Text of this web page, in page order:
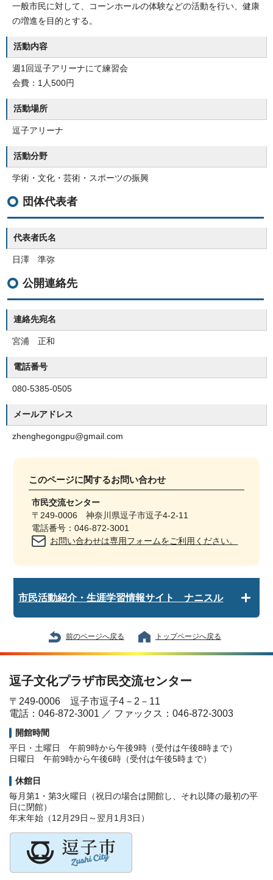
一般市民に対して、コーンホールの体験などの活動を行い、健康
の増進を目的とする。
活動内容
週1回逗子アリーナにて練習会
会費：1人500円
活動場所
逗子アリーナ
活動分野
学術・文化・芸術・スポーツの振興
団体代表者
代表者氏名
日澤 準弥
公開連絡先
連絡先宛名
宮浦 正和
電話番号
080-5385-0505
メールアドレス
zhenghegongpu@gmail.com
このページに関するお問い合わせ
市民交流センター
〒249-0006 神奈川県逗子市逗子4-2-11
電話番号：046-872-3001
お問い合わせは専用フォームをご利用ください。
市民活動紹介・生涯学習情報サイト ナニスル
前のページへ戻る トップページへ戻る
逗子文化プラザ市民交流センター
〒249-0006 逗子市逗子4－2－11
電話：046-872-3001 ／ ファックス：046-872-3003
開館時間
平日・土曜日 午前9時から午後9時（受付は午後8時まで）
日曜日 午前9時から午後6時（受付は午後5時まで）
休館日
毎月第1・第3火曜日（祝日の場合は開館し、それ以降の最初の平
日に閉館）
年末年始（12月29日～翌月1月3日）